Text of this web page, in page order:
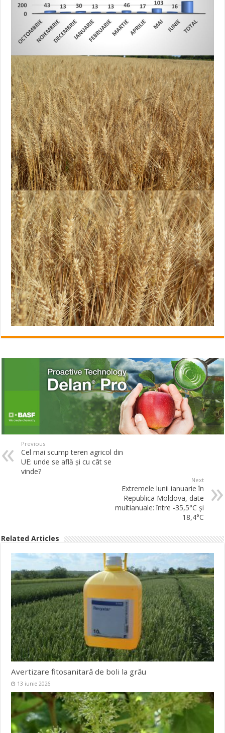
Previous
Cel mai scump teren agricol din
UE: unde se află și cu cât se
vinde?
Next
Extremele lunii ianuarie în
Republica Moldova, date
multianuale: între -35,5°C și
18,4°C
Related Articles
Avertizare fitosanitară de boli la grău
13 iunie 2026